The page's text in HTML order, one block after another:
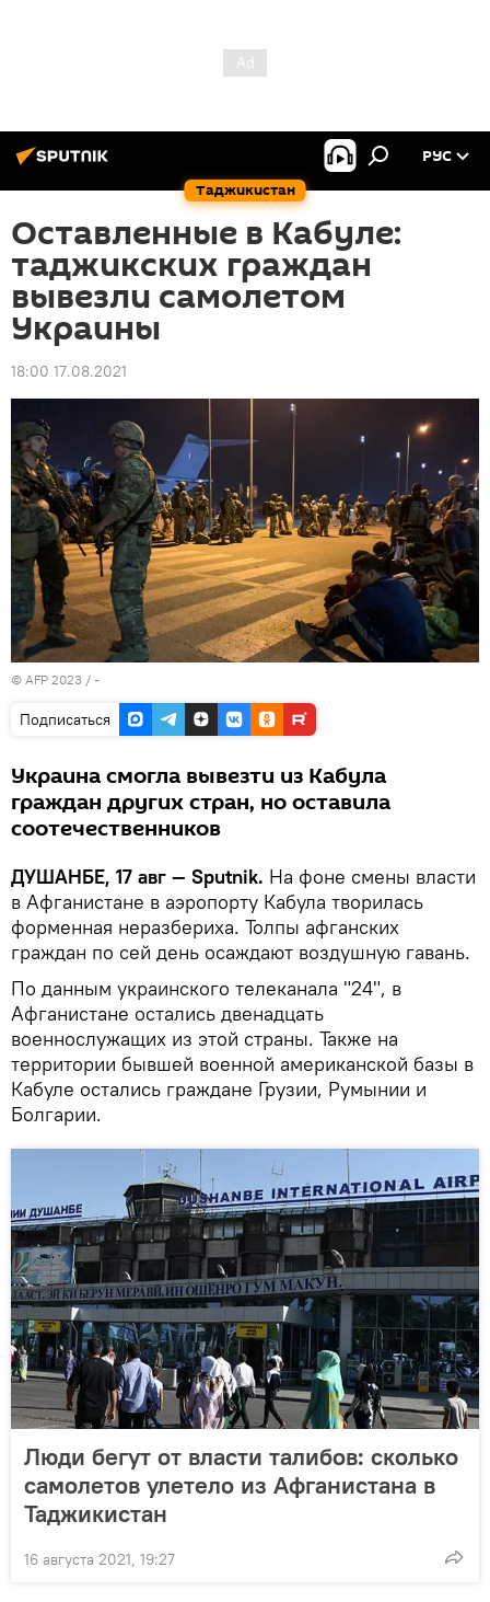
Таджикистан
РУС
Оставленные в Кабуле:
таджикских граждан
вывезли самолетом
Украины
18:00 17.08.2021
© AFP 2023 / -
Подписаться
Украина смогла вывезти из Кабула
граждан других стран, но оставила
соотечественников
ДУШАНБЕ, 17 авг — Sputnik. На фоне смены власти
в Афганистане в аэропорту Кабула творилась
форменная неразбериха. Толпы афганских
граждан по сей день осаждают воздушную гавань.
По данным украинского телеканала "24", в
Афганистане остались двенадцать
военнослужащих из этой страны. Также на
территории бывшей военной американской базы в
Кабуле остались граждане Грузии, Румынии и
Болгарии.
Люди бегут от власти талибов: сколько
самолетов улетело из Афганистана в
Таджикистан
16 августа 2021, 19:27